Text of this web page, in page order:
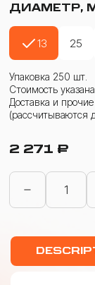
ДИАМЕТР,
13 25
Упаковка 250 шт.
Стоимость
Доставка и
(рассчитываются
2 271 ₽
Фильтры
из
(ФМНЦ)
0,20
мкм